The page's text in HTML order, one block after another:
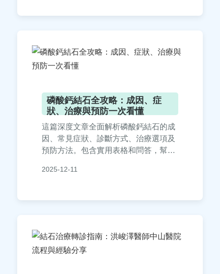
磷酸鈣結石全攻略：成因、症
狀、治療與預防一次看懂
這篇深度文章全面解析磷酸鈣結石的成
因、常見症狀、診斷方式、治療選項及
預防方法。包含實用表格和問答，幫助
資訊，有效降低結石復發風險。
2025-12-11